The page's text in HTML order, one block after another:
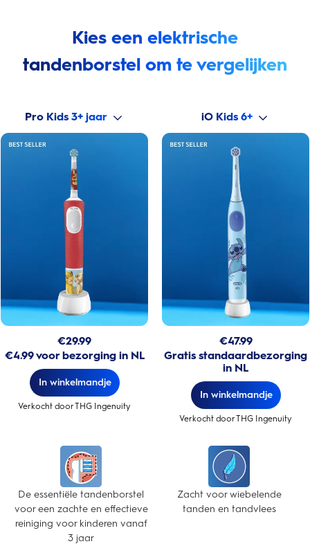
Kies een elektrische
tandenborstel om te vergelijken
Pro Kids 3+ jaar
€29.99
€4.99 voor bezorging in NL
In winkelmandje
Verkocht door THG Ingenuity
iO Kids 6+
€47.99
Gratis standaardbezorging
in NL
In winkelmandje
Verkocht door THG Ingenuity
De essentiële tandenborstel
voor een zachte en effectieve
reiniging voor kinderen vanaf
3 jaar
Zacht voor wiebelende
tanden en tandvlees